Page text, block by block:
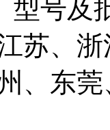
型号及
苏、
、东